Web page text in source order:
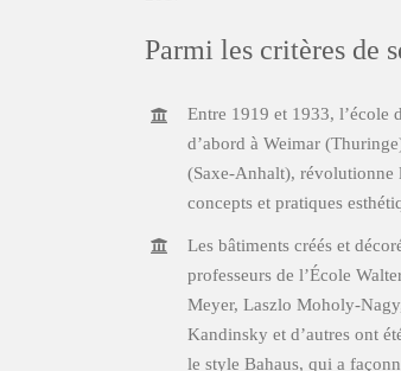
Parmi les critères de
Entre 1919 et 1933, l’école
d’abord à Weimar
(Saxe-Anhalt), révolutionne
concepts et pratiques
Les bâtiments créés et
professeurs de l’École
Meyer, Laszlo Moholy-
Kandinsky et d’autres ont
le style Bahaus, qui a